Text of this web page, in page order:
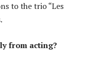
to the trio “Les
from acting?